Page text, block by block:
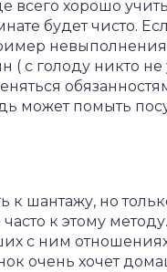
всего хорошо
будет чисто.
невыполнения
( с голоду никто не
может помыть
к шантажу, но
часто к этому методу.
с ним
очень хочет